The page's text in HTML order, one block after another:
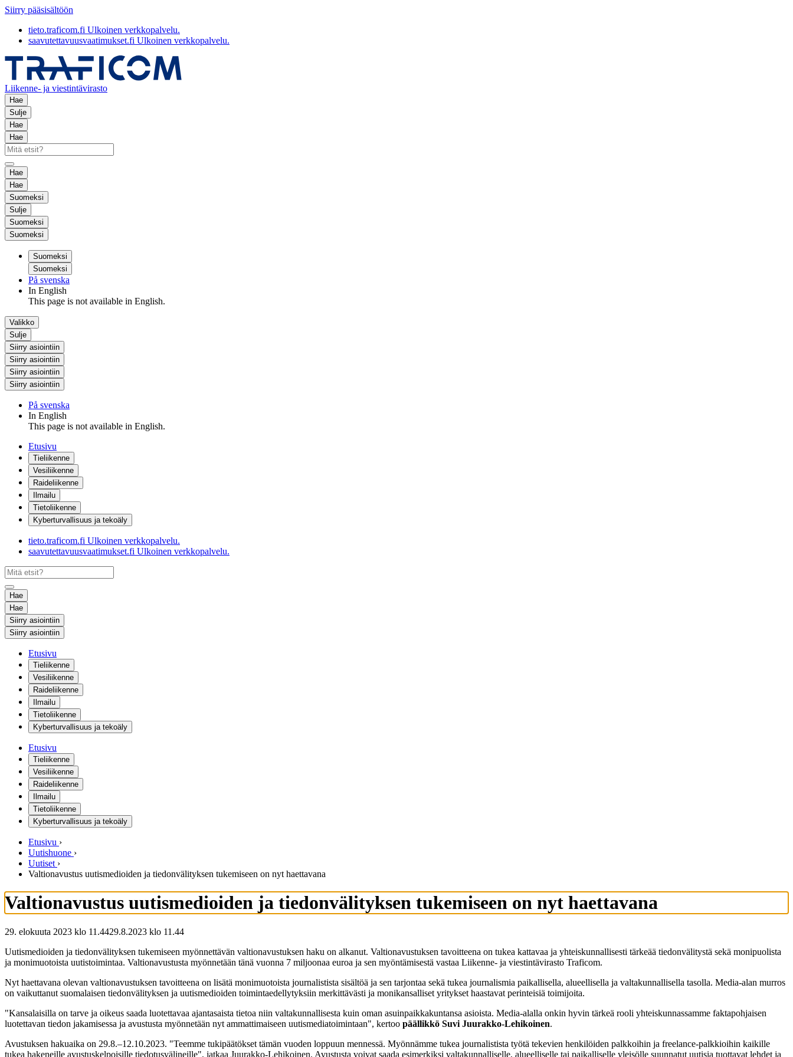
Siirry pääsisältöön
tieto.traficom.fi Ulkoinen verkkopalvelu.
saavutettavuusvaatimukset.fi Ulkoinen verkkopalvelu.
Liikenne- ja viestintävirasto
Hae
Sulje
Hae
Hae
Hae
Hae
Suomeksi
Sulje
Suomeksi
Suomeksi
Suomeksi
Suomeksi
På svenska
In English
This page is not available in English.
Valikko
Sulje
Siirry asiointiin
Siirry asiointiin
Siirry asiointiin
Siirry asiointiin
På svenska
In English
This page is not available in English.
Etusivu
Tieliikenne
Vesiliikenne
Raideliikenne
Ilmailu
Tietoliikenne
Kyberturvallisuus ja tekoäly
tieto.traficom.fi Ulkoinen verkkopalvelu.
saavutettavuusvaatimukset.fi Ulkoinen verkkopalvelu.
Hae
Hae
Siirry asiointiin
Siirry asiointiin
Etusivu
Tieliikenne
Vesiliikenne
Raideliikenne
Ilmailu
Tietoliikenne
Kyberturvallisuus ja tekoäly
Etusivu
Tieliikenne
Vesiliikenne
Raideliikenne
Ilmailu
Tietoliikenne
Kyberturvallisuus ja tekoäly
Etusivu ›
Uutishuone ›
Uutiset ›
Valtionavustus uutismedioiden ja tiedonvälityksen tukemiseen on nyt haettavana
Valtionavustus uutismedioiden ja tiedonvälityksen tukemiseen on nyt haettavana
29. elokuuta 2023 klo 11.4429.8.2023 klo 11.44
Uutismedioiden ja tiedonvälityksen tukemiseen myönnettävän valtionavustuksen haku on alkanut. Valtionavustuksen tavoitteena on tukea kattavaa ja yhteiskunnallisesti tärkeää tiedonvälitystä sekä monipuolista
ja monimuotoista uutistoimintaa. Valtionavustusta myönnetään tänä vuonna 7 miljoonaa euroa ja sen myöntämisestä vastaa Liikenne- ja viestintävirasto Traficom.
Nyt haettavana olevan valtionavustuksen tavoitteena on lisätä monimuotoista journalistista sisältöä ja sen tarjontaa sekä tukea journalismia paikallisella, alueellisella ja valtakunnallisella tasolla. Media-alan murros
on vaikuttanut suomalaisen tiedonvälityksen ja uutismedioiden toimintaedellytyksiin merkittävästi ja monikansalliset yritykset haastavat perinteisiä toimijoita.
"Kansalaisilla on tarve ja oikeus saada luotettavaa ajantasaista tietoa niin valtakunnallisesta kuin oman asuinpaikkakuntansa asioista. Media-alalla onkin hyvin tärkeä rooli yhteiskunnassamme faktapohjaisen
luotettavan tiedon jakamisessa ja avustusta myönnetään nyt ammattimaiseen uutismediatoimintaan", kertoo päällikkö Suvi Juurakko-Lehikoinen.
Avustuksen hakuaika on 29.8.–12.10.2023. "Teemme tukipäätökset tämän vuoden loppuun mennessä. Myönnämme tukea journalistista työtä tekevien henkilöiden palkkoihin ja freelance-palkkioihin kaikille
tukea hakeneille avustuskelpoisille tiedotusvälineille", jatkaa Juurakko-Lehikoinen. Avustusta voivat saada esimerkiksi valtakunnalliselle, alueelliselle tai paikalliselle yleisölle suunnatut uutisia tuottavat lehdet ja